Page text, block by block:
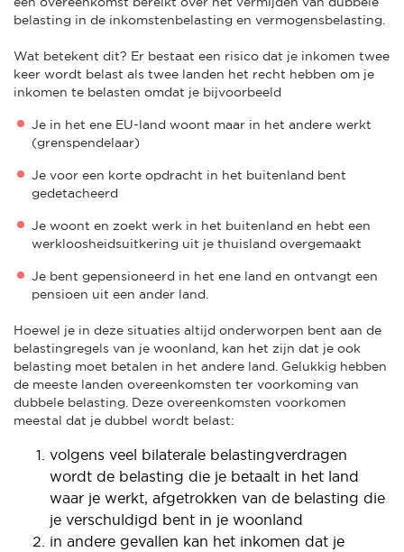
belasting in de inkomstenbelasting en vermogensbelasting.
Wat betekent dit? Er bestaat een risico dat je inkomen twee
keer wordt belast als twee landen het recht hebben om je
inkomen te belasten omdat je bijvoorbeeld
Je in het ene EU-land woont maar in het andere werkt
(grenspendelaar)
Je voor een korte opdracht in het buitenland bent
gedetacheerd
Je woont en zoekt werk in het buitenland en hebt een
werkloosheidsuitkering uit je thuisland overgemaakt
Je bent gepensioneerd in het ene land en ontvangt een
pensioen uit een ander land.
Hoewel je in deze situaties altijd onderworpen bent aan de
belastingregels van je woonland, kan het zijn dat je ook
belasting moet betalen in het andere land. Gelukkig hebben
de meeste landen overeenkomsten ter voorkoming van
dubbele belasting. Deze overeenkomsten voorkomen
meestal dat je dubbel wordt belast:
volgens veel bilaterale belastingverdragen
wordt de belasting die je betaalt in het land
waar je werkt, afgetrokken van de belasting die
je verschuldigd bent in je woonland
in andere gevallen kan het inkomen dat je